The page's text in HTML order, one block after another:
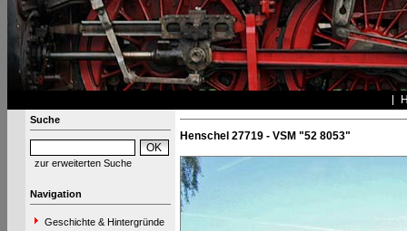
Suche
zur erweiterten Suche
Navigation
Geschichte & Hintergründe
Henschel 27719 - VSM "52 8053"